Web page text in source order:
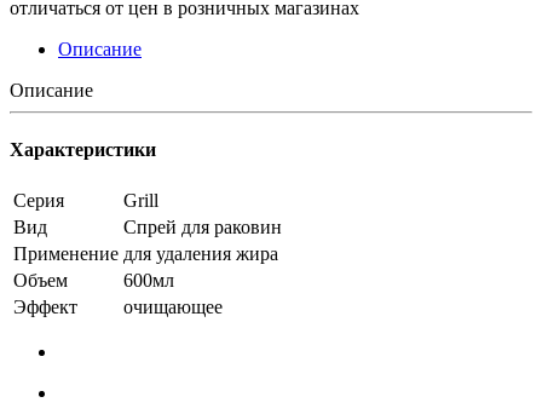
отличаться от цен в розничных магазинах
Описание
Описание
Характеристики
Серия
Grill
Вид
Спрей для раковин
Применение для удаления жира
Объем
600мл
Эффект
очищающее